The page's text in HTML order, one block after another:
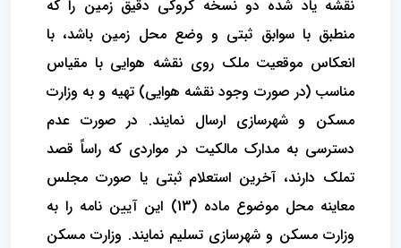
نقشه یاد شده دو نسخه کروکی دقیق زمین را که
منطبق با سوابق ثبتی و وضع محل زمین باشد، با
انعکاس موقعیت ملک روی نقشه هوایی با مقیاس
مناسب (در صورت وجود نقشه هوایی) تهیه و به وزارت
مسکن و شهرسازی ارسال نمایند. در صورت عدم
دسترسی به مدارک مالکیت در مواردی که راساً قصد
تملک دارند، آخرین استعلام ثبتی یا صورت مجلس
معاینه محل موضوع ماده (13) این آیین نامه را به
وزارت مسکن و شهرسازی تسلیم نمایند. وزارت مسکن